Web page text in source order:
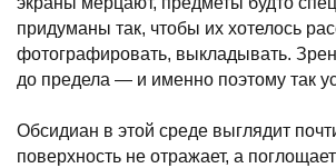
придуманы так, чтобы их хотелось
фотографировать, выкладывать.
до предела — и именно поэтому так
Обсидиан в этой среде выглядит
поверхность не отражает, а